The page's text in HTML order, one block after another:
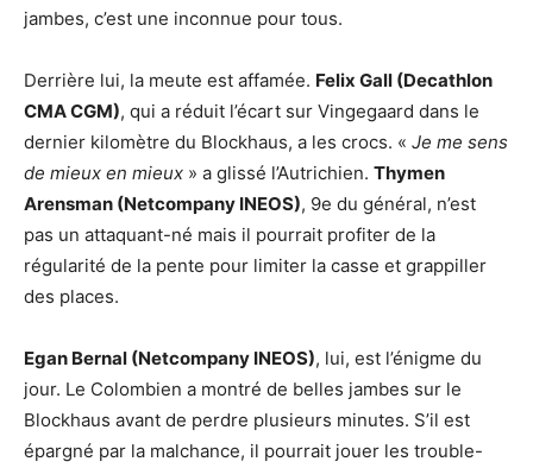
jambes, c’est une inconnue pour tous.
Derrière lui, la meute est affamée. Felix Gall (Decathlon
CMA CGM), qui a réduit l’écart sur Vingegaard dans le
dernier kilomètre du Blockhaus, a les crocs. « Je me sens
de mieux en mieux » a glissé l’Autrichien. Thymen
Arensman (Netcompany INEOS), 9e du général, n’est
pas un attaquant-né mais il pourrait profiter de la
régularité de la pente pour limiter la casse et grappiller
des places.
Egan Bernal (Netcompany INEOS), lui, est l’énigme du
jour. Le Colombien a montré de belles jambes sur le
Blockhaus avant de perdre plusieurs minutes. S’il est
épargné par la malchance, il pourrait jouer les trouble-